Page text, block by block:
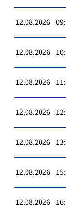
12.08.2026
12.08.2026
12.08.2026
12.08.2026
12.08.2026
12.08.2026
12.08.2026